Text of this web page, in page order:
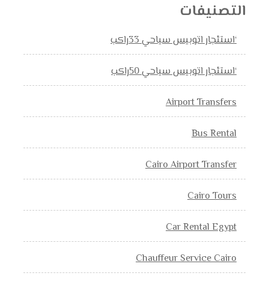
التصنيفات
‘استئجار اتوبيس سياحي 33راكب
‘استئجار اتوبيس سياحي 50راكب
Airport Transfers
Bus Rental
Cairo Airport Transfer
Cairo Tours
Car Rental Egypt
Chauffeur Service Cairo